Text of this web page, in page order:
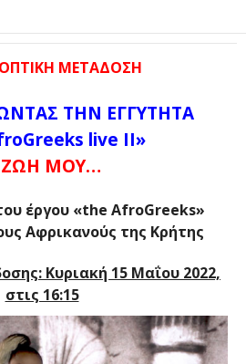
ΜΕΤΑΔΟΣΗ
ΤΗΝ ΕΓΓΥΤΗΤΑ
live II»
ΖΩΗ ΜΟΥ…
έργου «the AfroGreeks»
Αφρικανούς της Κρήτης
Κυριακή 15 Μαΐου 2022,
στις 16:15